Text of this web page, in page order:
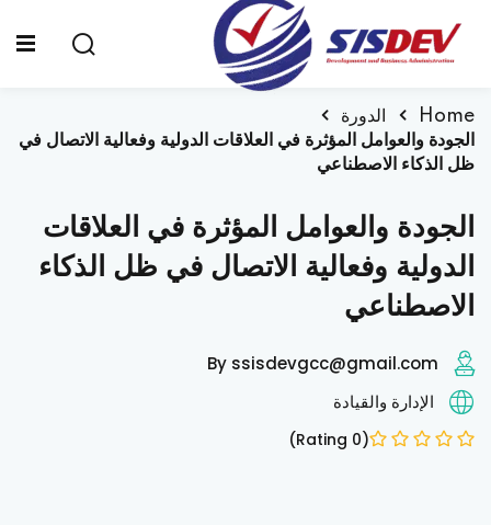
من نحن
الدورات التدريبية
Home
الدورة
الجودة والعوامل المؤثرة في العلاقات الدولية وفعالية الاتصال في
ظل الذكاء الاصطناعي
الجودة والعوامل المؤثرة في العلاقات
الدولية وفعالية الاتصال في ظل الذكاء
الاصطناعي
By ssisdevgcc@gmail.com
الإدارة والقيادة
(0 Rating)
Sign in
Don’t have an account?Sign up
Remember me
Lost your password?